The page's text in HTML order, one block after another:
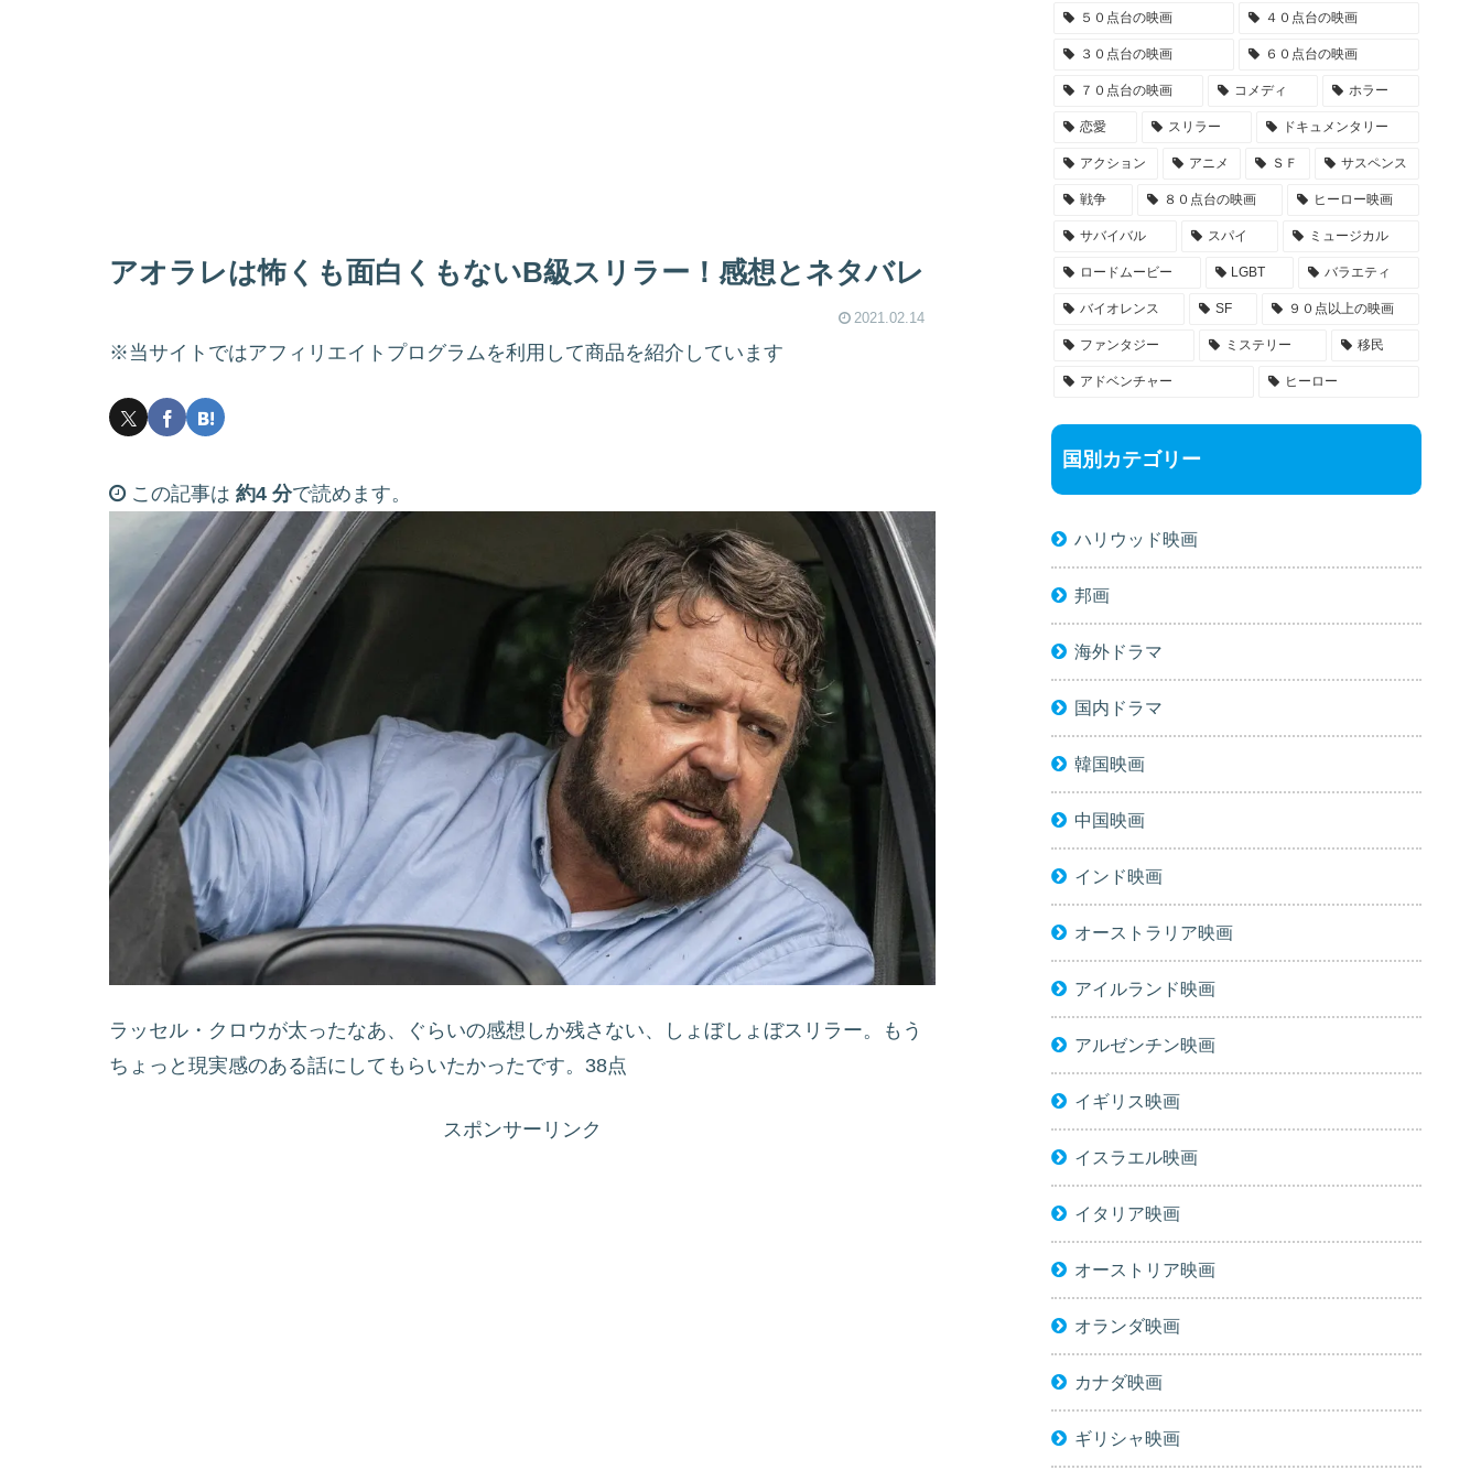
アオラレは怖くも面白くもないB級スリラー！感想とネタバレ
2021.02.14
※当サイトではアフィリエイトプログラムを利用して商品を紹介しています
この記事は 約4 分で読めます。
ラッセル・クロウが太ったなあ、ぐらいの感想しか残さない、しょぼしょぼスリラー。もう
ちょっと現実感のある話にしてもらいたかったです。38点
スポンサーリンク
５０点台の映画 ４０点台の映画
３０点台の映画 ６０点台の映画
７０点台の映画 コメディ ホラー
恋愛 スリラー ドキュメンタリー
アクション アニメ ＳＦ サスペンス
戦争 ８０点台の映画 ヒーロー映画
サバイバル スパイ ミュージカル
ロードムービー LGBT バラエティ
バイオレンス SF ９０点以上の映画
ファンタジー ミステリー 移民
アドベンチャー ヒーロー
国別カテゴリー
ハリウッド映画
邦画
海外ドラマ
国内ドラマ
韓国映画
中国映画
インド映画
オーストラリア映画
アイルランド映画
アルゼンチン映画
イギリス映画
イスラエル映画
イタリア映画
オーストリア映画
オランダ映画
カナダ映画
ギリシャ映画